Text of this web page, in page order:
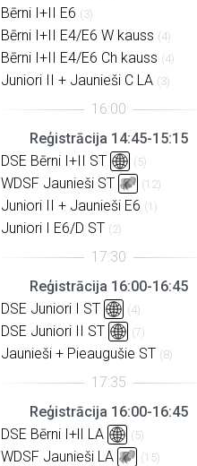
Bērni I+II E6 (3)
Bērni I+II E4/E6 W kauss (4)
Bērni I+II E4/E6 Ch kauss (4)
Juniori II + Jaunieši C LA (3)
Reģistrācija 14:45-15:15
DSE Bērni I+II ST
(5)
WDSF Jaunieši ST (12)
Juniori II + Jaunieši E6 (1)
Juniori I E6/D ST (2)
Reģistrācija 16:00-16:45
DSE Juniori I ST
(4)
DSE Juniori II ST (7)
Jaunieši + Pieaugušie ST (8)
Reģistrācija 16:00-16:45
DSE Bērni I+lI LA
(5)
WDSF Jaunieši LA (15)